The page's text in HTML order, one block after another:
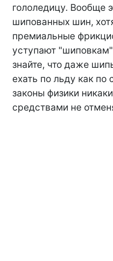
гололедицу. Вообще
шипованных шин,
премиальные
уступают
знайте, что даже
ехать по льду как по
законы физики
средствами не